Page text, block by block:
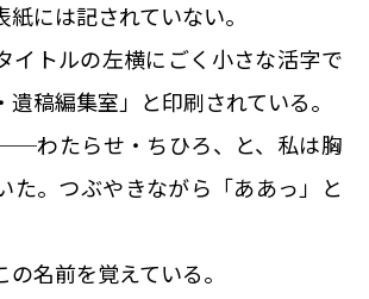
には記されていない。
イトルの左横にごく小さな活字で
遺稿編集室」と印刷されている。
わたらせ・ちひろ、と、私は胸
た。つぶやきながら「ああっ」と
名前を覚えている。